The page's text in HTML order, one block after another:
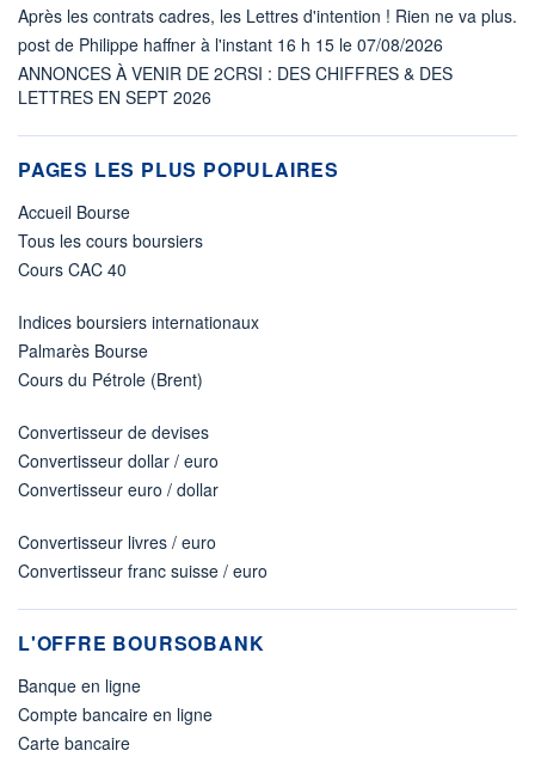
Après les contrats cadres, les Lettres d'intention ! Rien ne va plus.
post de Philippe haffner à l'instant 16 h 15 le 07/08/2026
ANNONCES À VENIR DE 2CRSI : DES CHIFFRES & DES
LETTRES EN SEPT 2026
PAGES LES PLUS POPULAIRES
Accueil Bourse
Tous les cours boursiers
Cours CAC 40
Indices boursiers internationaux
Palmarès Bourse
Cours du Pétrole (Brent)
Convertisseur de devises
Convertisseur dollar / euro
Convertisseur euro / dollar
Convertisseur livres / euro
Convertisseur franc suisse / euro
L'OFFRE BOURSOBANK
Banque en ligne
Compte bancaire en ligne
Carte bancaire